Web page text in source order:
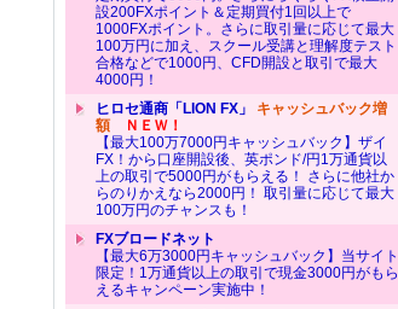
設200FXポイント＆定期買付1回以上で
1000FXポイント。さらに取引量に応じて最大
100万円に加え、スクール受講と理解度テスト
合格などで1000円、CFD開設と取引で最大
4000円！
ヒロセ通商「LION FX」 キャッシュバック増
額ＮＥＷ！
【最大100万7000円キャッシュバック】ザイ
FX！から口座開設後、英ポンド/円1万通貨以
上の取引で5000円がもらえる！ さらに他社か
らのりかえなら2000円！ 取引量に応じて最大
100万円のチャンスも！
FXブロードネット
【最大6万3000円キャッシュバック】当サイト
限定！1万通貨以上の取引で現金3000円がもら
えるキャンペーン実施中！